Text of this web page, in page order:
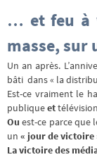
… et feu à
masse, sur
Un an après.
bâti dans « la
Est-ce vraiment le
publiqueet
Ou est-ce parce que
un « jour de victoire
La victoire des